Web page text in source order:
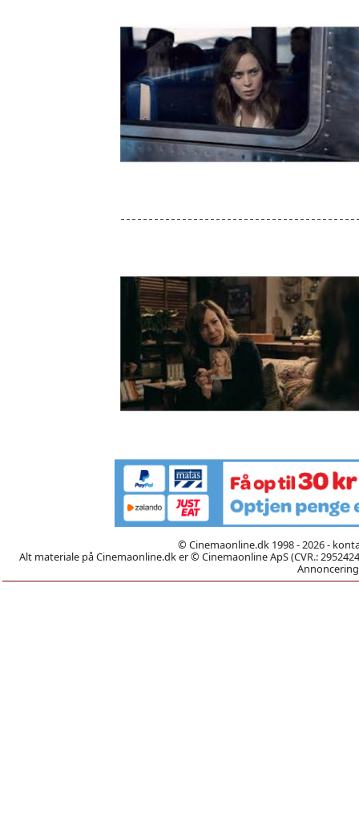
© Cinemaonline.dk 1998 - 2026 -
Alt materiale på Cinemaonline.dk er © Cinemaonline ApS (CVR.: